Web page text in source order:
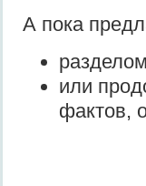
А пока
разделом
или
фактов,